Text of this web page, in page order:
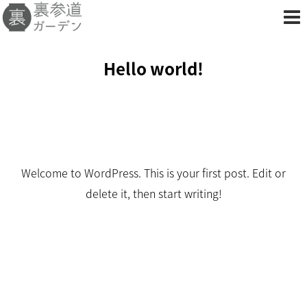
Hello world!
Welcome to WordPress. This is your first post. Edit or
delete it, then start writing!